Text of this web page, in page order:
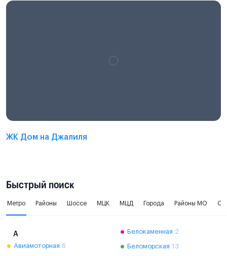
ЖК Дом на Джалиля
Быстрый поиск
Метро Районы Шоссе МЦК МЦД Города Районы МО
А
Авиамоторная 6
Белокаменная 2
Беломорская 13